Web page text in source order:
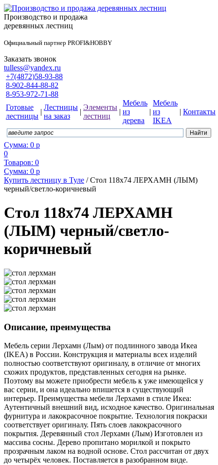
Производство и продажа
деревянных лестниц
Официальный партнер PROFI&HOBBY
Заказать звонок
tulless@yandex.ru
+7(4872)58-93-88
8-902-844-88-82
8-953-972-71-88
Готовые
лестницы
|
Лестницы
на заказ
|
Элементы
лестниц
|
Мебель
из
дерева
|
Мебель
из
IKEA
| Контакты
Сумма: 0 р
0
Товаров: 0
Сумма: 0 р
Купить лестницу в Туле / Стол 118x74 ЛЕРХАМН (ЛЫМ)
черный/светло-коричневый
Стол 118x74 ЛЕРХАМН
(ЛЫМ) черный/светло-
коричневый
Описание, преимущества
Мебель серии Лерхамн (Лым) от подлинного завода Икеа
(IKEA) в России. Конструкция и материалы всех изделий
полностью соответствуют оригиналу, в отличие от многих
схожих продуктов, представленных сегодня на рынке.
Поэтому вы можете приобрести мебель к уже имеющейся у
вас серии, и она идеально впишется в существующий
интерьер. Преимущества мебели Лерхамн в стиле Икеа:
Аутентичный внешний вид, исходное качество. Оригинальная
фурнитура и лакокрасочное покрытие. Технология покраски
соответствует оригиналу. Пять слоев лакокрасочного
покрытия. Деревянный стол Лерхамн (Лым) Изготовлен из
массива сосны. Дерево пропитано морилкой и покрыто
прозрачным лаком на водной основе. Стол рассчитан от двух
до четырёх человек. Поставляется в разобранном виде.